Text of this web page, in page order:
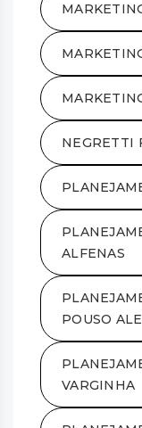
NEGRETTI
ALFENAS
POUSO
VARGINHA